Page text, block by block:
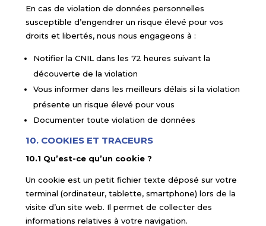
En cas de violation de données personnelles
susceptible d’engendrer un risque élevé pour vos
droits et libertés, nous nous engageons à :
Notifier la CNIL dans les 72 heures suivant la
découverte de la violation
Vous informer dans les meilleurs délais si la violation
présente un risque élevé pour vous
Documenter toute violation de données
10. COOKIES ET TRACEURS
10.1 Qu’est-ce qu’un cookie ?
Un cookie est un petit fichier texte déposé sur votre
terminal (ordinateur, tablette, smartphone) lors de la
visite d’un site web. Il permet de collecter des
informations relatives à votre navigation.